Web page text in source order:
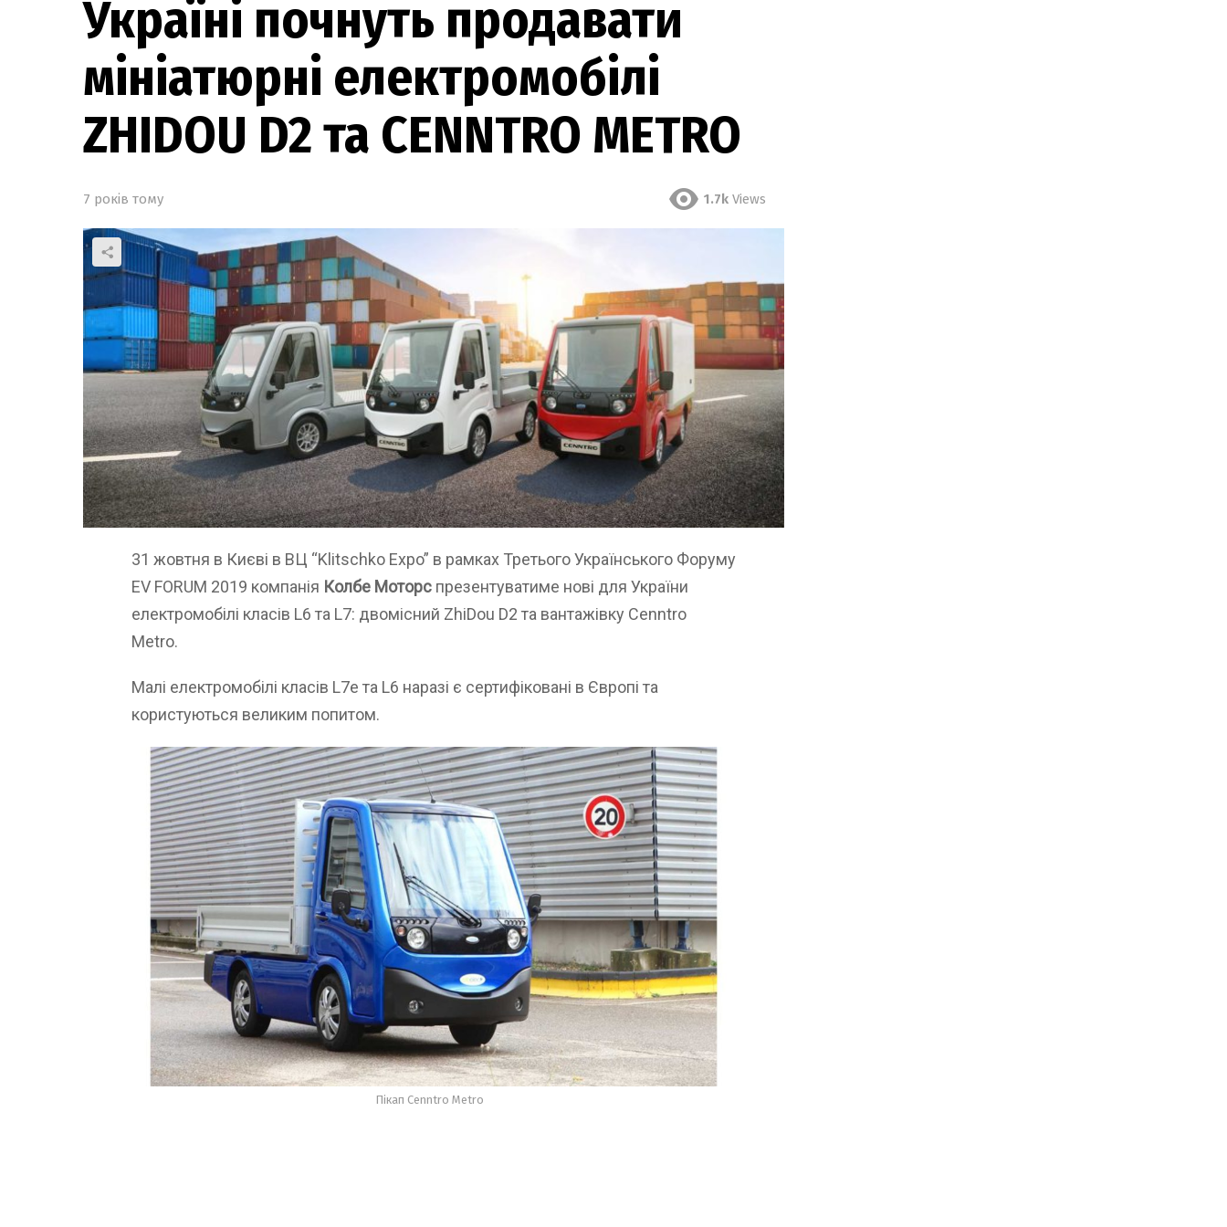
Україні почнуть продавати
мініатюрні електромобілі
ZHIDOU D2 та CENNTRO METRO
7 років тому 1.7k Views
31 жовтня в Києві в ВЦ “Klitschko Expo” в рамках Третього Українського Форуму
EV FORUM 2019 компанія Колбе Моторс презентуватиме нові для України
електромобілі класів L6 та L7: двомісний ZhiDou D2 та вантажівку Cenntro
Metro.
Малі електромобілі класів L7e та L6 наразі є сертифіковані в Європі та
користуються великим попитом.
Пікап Cenntro Metro